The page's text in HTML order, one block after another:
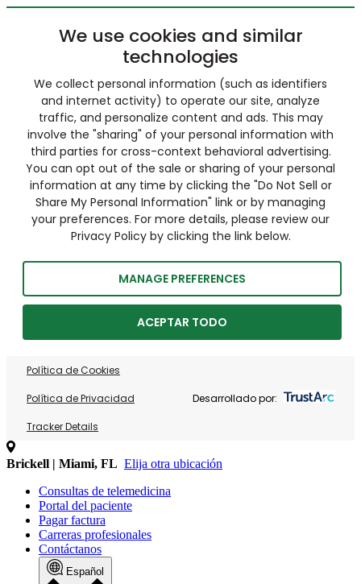
We use cookies and similar
technologies
We collect personal information (such as identifiers
and internet activity) to operate our site, analyze
traffic, and personalize content and ads. This may
involve the "sharing" of your personal information with
third parties for cross-context behavioral advertising.
You can opt out of the sale or sharing of your personal
information at any time by clicking the "Do Not Sell or
Share My Personal Information" link or by managing
your preferences. For more details, please review our
Privacy Policy by clicking the link below.
MANAGE PREFERENCES
ACEPTAR TODO
Política de Cookies
Política de Privacidad
Tracker Details
Desarrollado por:
Brickell | Miami, FL Elija otra ubicación
Consultas de telemedicina
Portal del paciente
Pagar factura
Carreras profesionales
Contáctanos
Español